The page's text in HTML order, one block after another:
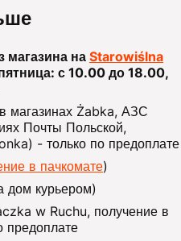
магазина на Starowiślna
с 10.00 до 18.00,
магазинах Żabka, АЗС
Почты Польской,
- только по предоплате
в пачкомате)
дом курьером)
w Ruchu, получение в
предоплате